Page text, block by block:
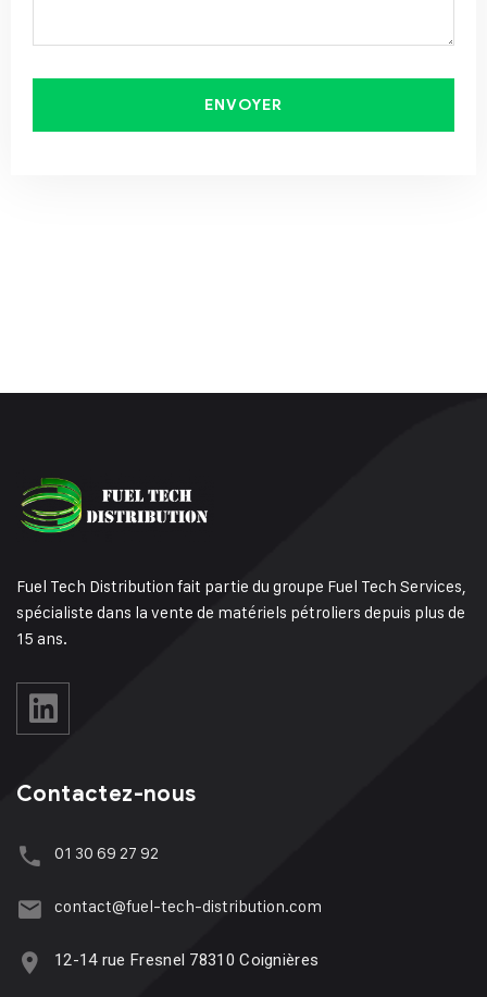
ENVOYER
Fuel Tech Distribution fait partie du groupe Fuel Tech Services,
spécialiste dans la vente de matériels pétroliers depuis plus de
15 ans.
Contactez-nous
01 30 69 27 92
contact@fuel-tech-distribution.com
12-14 rue Fresnel 78310 Coignières